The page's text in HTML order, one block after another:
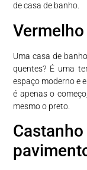
de casa de banho.
Uma casa de
quentes? É uma
espaço moderno e
é apenas o
mesmo o preto.